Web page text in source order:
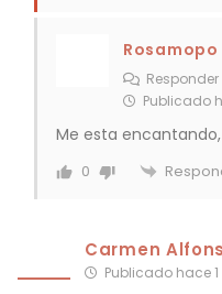
Rosamopo
Responder
Publicado
Me esta encantando,
0
Carmen
Publicado hace